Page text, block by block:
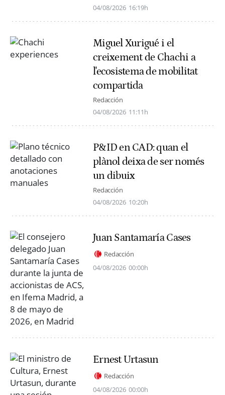
04/08/2026 16:19h
Miguel Xurigué i el
creixement de Chachi a
l'ecosistema de mobilitat
compartida
Redacción
04/08/2026 11:11h
P&ID en CAD: quan el
plànol deixa de ser només
un dibuix
Redacción
04/08/2026 10:20h
Juan Santamaría Cases
Redacción
04/08/2026 00:00h
Ernest Urtasun
Redacción
04/08/2026 00:00h